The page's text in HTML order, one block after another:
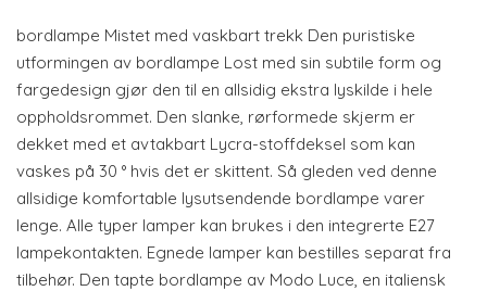
bordlampe Mistet med vaskbart trekk Den puristiske
utformingen av bordlampe Lost med sin subtile form og
fargedesign gjør den til en allsidig ekstra lyskilde i hele
oppholdsrommet. Den slanke, rørformede skjerm er
dekket med et avtakbart Lycra-stoffdeksel som kan
vaskes på 30 ° hvis det er skittent. Så gleden ved denne
allsidige komfortable lysutsendende bordlampe varer
lenge. Alle typer lamper kan brukes i den integrerte E27
lampekontakten. Egnede lamper kan bestilles separat fra
tilbehør. Den tapte bordlampe av Modo Luce, en italiensk